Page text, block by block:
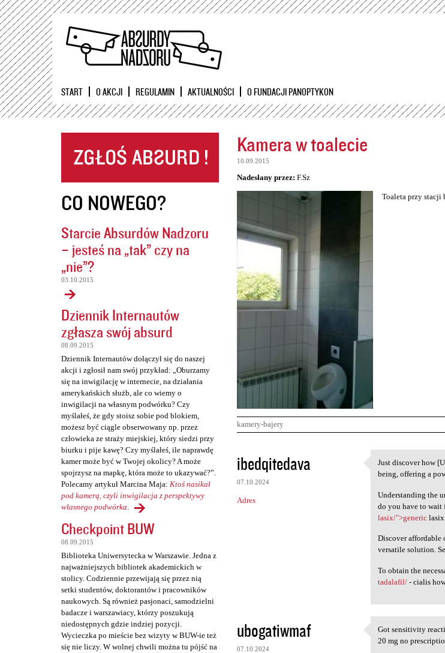
Przejdź
START O AKCJI REGULAMIN AKTUALNOŚCI O FUNDACJI PANOPTYKON
CO NOWEGO?
Starcie Absurdów Nadzoru
– jesteś na „tak” czy na
„nie”?
03.10.2015
Dziennik Internautów
zgłasza swój absurd
08.09.2015
Dziennik Internautów dołączył się do naszej
akcji i zgłosił nam swój przykład: „Oburzamy
się na inwigilację w internecie, na działania
amerykańskich służb, ale co wiemy o
inwigilacji na własnym podwórku? Czy
myślałeś, że gdy stoisz sobie pod blokiem,
możesz być ciągle obserwowany np. przez
człowieka ze straży miejskiej, który siedzi przy
biurku i pije kawę? Czy myślałeś, ile naprawdę
kamer może być w Twojej okolicy? A może
spojrzysz na mapkę, która może to ukazywać?”.
Polecamy artykuł Marcina Maja: Ktoś nasikał
pod kamerą, czyli inwigilacja z perspektywy
własnego podwórka.
Checkpoint BUW
08.09.2015
Biblioteka Uniwersytecka w Warszawie. Jedna z
najważniejszych bibliotek akademickich w
stolicy. Codziennie przewijają się przez nią
setki studentów, doktorantów i pracowników
naukowych. Są również pasjonaci, samodzielni
badacze i warszawiacy, którzy poszukują
niedostępnych gdzie indziej pozycji.
Wycieczka po mieście bez wizyty w BUW-ie też
się nie liczy. W wolnej chwili można tu pójść na
Kamera w toalecie
10.09.2015
Nadesłany przez: F.Sz
Toaleta przy stacji
kamery-bajery
K
o
m
e
ibedqitedava
07.10.2024
Adres
Just discover
Just discover how
being, offering a
Understanding the
do you have to wait
lasix/">generic
Discover
versatile solution.
To obtain the
tadalafil/ - cialis
ubogatiwmaf
07.10.2024
Got sensitivity
Got sensitivity
20 mg no